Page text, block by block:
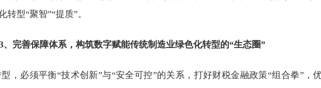
型“聚智”“提质”。
、完善保障体系，构筑数字赋能传统制造业绿色化转型的“生态圈”
，必须平衡“技术创新”与“安全可控”的关系，打好财税金融政策“组合拳”，